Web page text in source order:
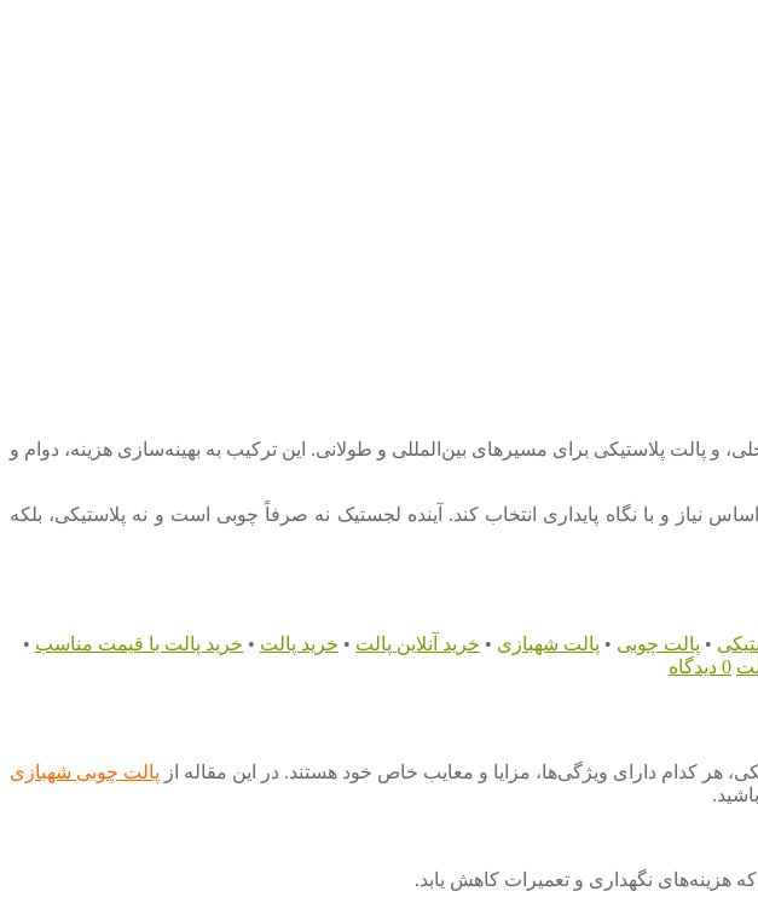
پالت پلاستیکی برای مسیرهای بین‌المللی و طولانی. این ترکیب به بهینه‌سازی هزینه، دوام و
است که هوشمندانه، بر اساس نیاز و با نگاه پایداری انتخاب کند. آینده لجستیک نه صرفاً چوبی است و نه پلاستیکی، بلکه
• پالت چوبی • پالت شهبازی • خرید آنلاین پالت • خرید پالت • خرید پالت با قیمت مناسب •
0 دیدگاه
هر کدام دارای ویژگی‌ها، مزایا و معایب خاص خود هستند. در این مقاله از پالت چوبی شهبازی
هزینه‌های نگهداری و تعمیرات کاهش یابد.